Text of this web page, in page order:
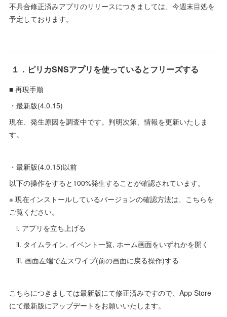
不具合修正済みアプリのリリースにつきましては、今週末目処を
予定しております。
１．ピリカSNSアプリを使っているとフリーズする
■ 再現手順
・最新版(4.0.15)
現在、発生原因を調査中です。判明次第、情報を更新いたしま
す。
・最新版(4.0.15)以前
以下の操作をすると100%発生することが確認されています。
※ 現在インストールしているバージョンの確認方法は、こちらを
ご覧ください。
i. アプリを立ち上げる
ii. タイムライン, イベント一覧, ホーム画面をいずれかを開く
iii. 画面左端で左スワイプ(前の画面に戻る操作)する
こちらにつきましては最新版にて修正済みですので、App Store
にて最新版にアップデートをお願いいたします。